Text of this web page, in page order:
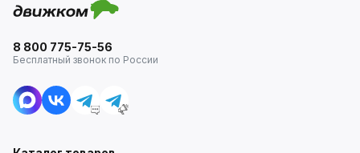
8 800 775-75-56
Бесплатный звонок по России